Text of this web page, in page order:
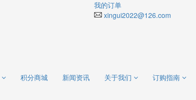
我的订单
xingui2022@126.com
积分商城 新闻资讯 关于我们 订购指南